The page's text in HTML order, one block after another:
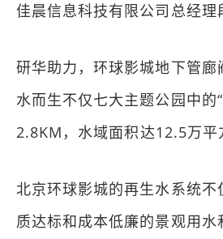
佳晨信息科技有限公司总经理
研华助力，环球影城地下管
水而生不仅七大主题公园中的
2.8KM，水域面积达12.5万平
北京环球影城的再生水系统
质达标和成本低廉的景观用